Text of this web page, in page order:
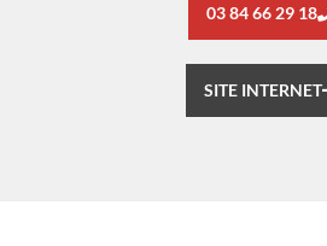
03 84 66 29 18
SITE INTERNET